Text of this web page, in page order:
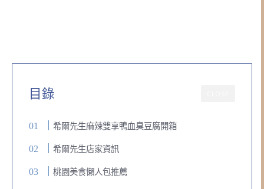
目錄
希爾先生麻辣雙享鴨血臭豆腐開箱
希爾先生店家資訊
桃園美食懶人包推薦